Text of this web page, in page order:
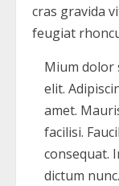
cras gravida
feugiat
Mium dolor
elit.
amet.
facilisi.
consequat.
dictum nunc.